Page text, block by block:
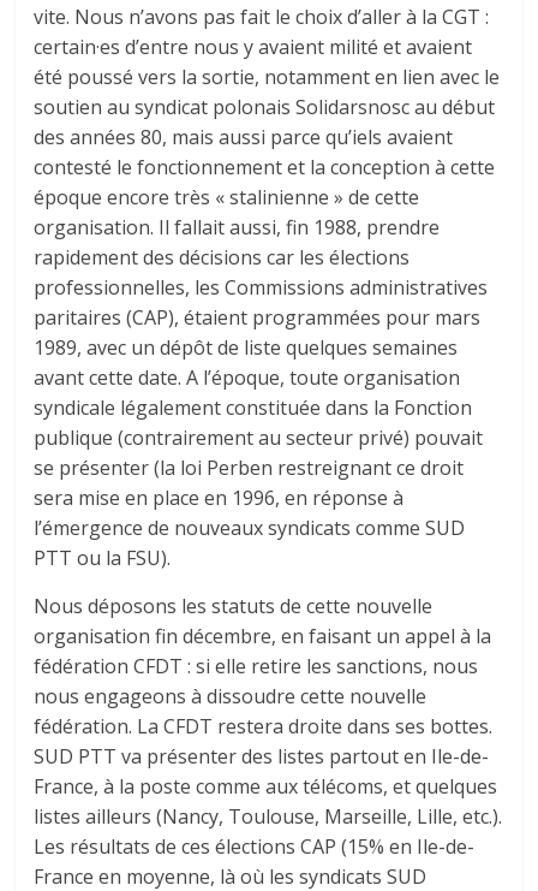
vite. Nous n’avons pas fait le choix d’aller à la CGT :
certain·es d’entre nous y avaient milité et avaient
été poussé vers la sortie, notamment en lien avec le
soutien au syndicat polonais Solidarsnosc au début
des années 80, mais aussi parce qu’iels avaient
contesté le fonctionnement et la conception à cette
époque encore très « stalinienne » de cette
organisation. Il fallait aussi, fin 1988, prendre
rapidement des décisions car les élections
professionnelles, les Commissions administratives
paritaires (CAP), étaient programmées pour mars
1989, avec un dépôt de liste quelques semaines
avant cette date. A l’époque, toute organisation
syndicale légalement constituée dans la Fonction
publique (contrairement au secteur privé) pouvait
se présenter (la loi Perben restreignant ce droit
sera mise en place en 1996, en réponse à
l’émergence de nouveaux syndicats comme SUD
PTT ou la FSU).
Nous déposons les statuts de cette nouvelle
organisation fin décembre, en faisant un appel à la
fédération CFDT : si elle retire les sanctions, nous
nous engageons à dissoudre cette nouvelle
fédération. La CFDT restera droite dans ses bottes.
SUD PTT va présenter des listes partout en Ile-de-
France, à la poste comme aux télécoms, et quelques
listes ailleurs (Nancy, Toulouse, Marseille, Lille, etc.).
Les résultats de ces élections CAP (15% en Ile-de-
France en moyenne, là où les syndicats SUD